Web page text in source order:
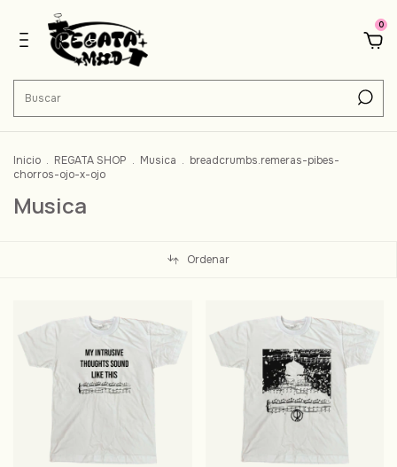
0
Inicio . REGATA SHOP . Musica . breadcrumbs.remeras-pibes-
chorros-ojo-x-ojo
Musica
Ordenar